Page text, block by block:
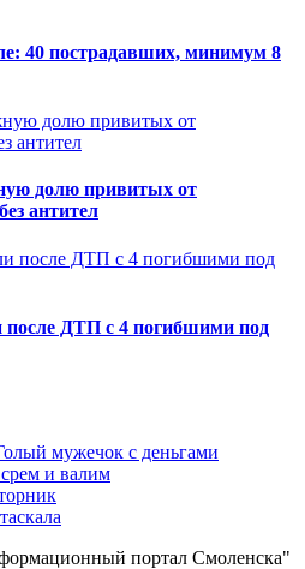
40 пострадавших, минимум 8
долю привитых от
антител
после ДТП с 4 погибшими под
портал Смоленска"